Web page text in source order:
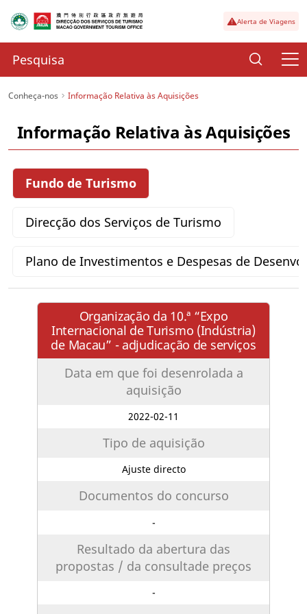
Alerta de Viagens
Conheça-nos Informação Relativa às Aquisições
Informação Relativa às Aquisições
Fundo de Turismo
Direcção dos Serviços de Turismo
Plano de Investimentos e Despesas de
Organização da 10.ª “Expo
Internacional de Turismo (Indústria)
de Macau” - adjudicação de serviços
Data em que foi desenrolada a
aquisição
2022-02-11
Tipo de aquisição
Ajuste directo
Documentos do concurso
-
Resultado da abertura das
propostas / da consultade preços
-